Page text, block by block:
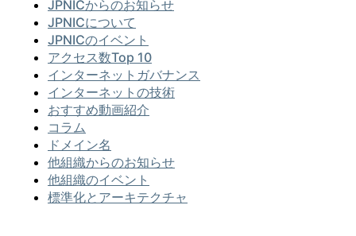
JPNICからのお知らせ
JPNICについて
JPNICのイベント
アクセス数Top 10
インターネットガバナンス
インターネットの技術
おすすめ動画紹介
コラム
ドメイン名
他組織からのお知らせ
他組織のイベント
標準化とアーキテクチャ